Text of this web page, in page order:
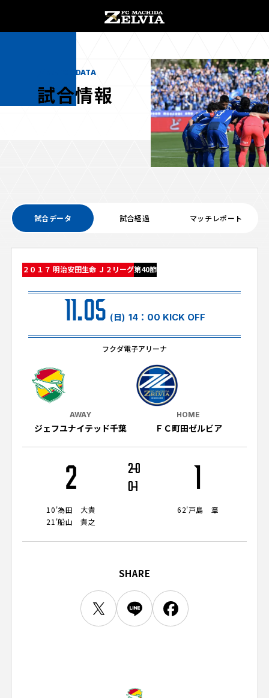
チケット購入 オンラインストア
TOPチーム
試合情報
グッズ
ホームタウン活動
アカデミー
試合情報トップ
試合データ
試合日程・結果
順位表・ゴールランキング
観戦する
観戦するトップ
チケットを買う
チケット購入
チケット販売スケジュール
️スタジアムを知る
スタジアムアクセス
スタジアムマップ
観戦方法を知る
観戦マナー＆ルール
試合運営管理規程
クラブを知る
ＦＣ町田ゼルビアについて
選手・スタッフ紹介
ファンクラブ
クラブゼルビスタへの入会
シーズンシート
ＦＣ町田ゼルビアをサポート
トレーニングの見学・ファンサービス
ボランティア
グッズを買う
グッズを買うトップ
オンラインストア
ホームタウントップ
ゼルビアアシスト募集
ゼルナビ
ＦＣ町田ゼルビアスポーツクラブ
ＦＣ町田ゼルビアアカデミー
パートナートップ
パートナー企業一覧
LINEミニアプリプライバシーポリシー
MATCH DATA
試合情報
試合データ 試合経過 マッチレポート
２０１７ 明治安田生命 Ｊ２リーグ第40節
AWAY
ジェフユナイテッド千葉
11.05 (日) 14：00 KICK OFF
フクダ電子アリーナ
HOME
ＦＣ町田ゼルビア
2
10'為田 大貴
21'船山 貴之
20
01 1
62'戸島 章
SHARE